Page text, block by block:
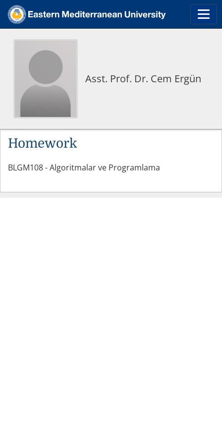
Asst. Prof. Dr. Cem Ergün
Homework
BLGM108 - Algoritmalar ve Programlama